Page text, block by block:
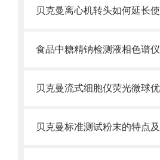
贝克曼离心机转头如何延长
贝克曼标准测试粉末的特点